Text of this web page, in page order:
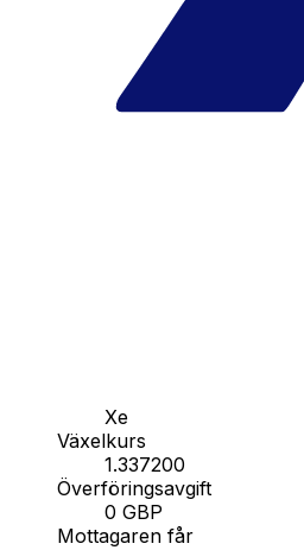
Xe
Växelkurs
1.337200
Överföringsavgift
0 GBP
Mottagaren får